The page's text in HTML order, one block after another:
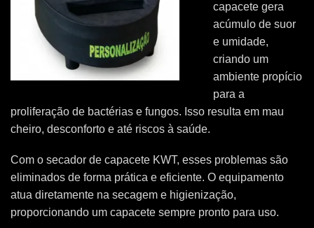
capacete gera
acúmulo de suor
e umidade,
criando um
ambiente propício
para a
proliferação de bactérias e fungos. Isso resulta em mau
cheiro, desconforto e até riscos à saúde.
Com o secador de capacete KWT, esses problemas são
eliminados de forma prática e eficiente. O equipamento
atua diretamente na secagem e higienização,
proporcionando um capacete sempre pronto para uso.